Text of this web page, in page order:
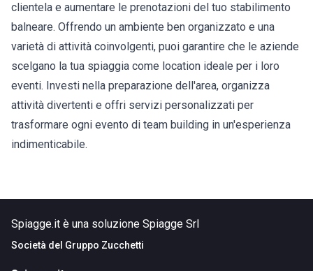
clientela e aumentare le prenotazioni del tuo stabilimento
balneare. Offrendo un ambiente ben organizzato e una
varietà di attività coinvolgenti, puoi garantire che le aziende
scelgano la tua spiaggia come location ideale per i loro
eventi. Investi nella preparazione dell'area, organizza
attività divertenti e offri servizi personalizzati per
trasformare ogni evento di team building in un'esperienza
indimenticabile.
Spiagge.it è una soluzione Spiagge Srl
Società del Gruppo Zucchetti